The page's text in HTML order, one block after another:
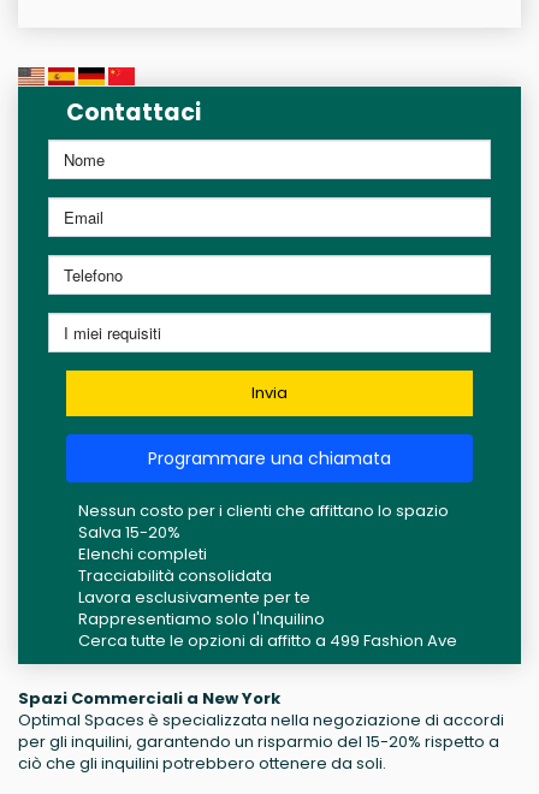
Contattaci
Invia
Programmare una chiamata
Nessun costo per i clienti che affittano lo spazio
Salva 15-20%
Elenchi completi
Tracciabilità consolidata
Lavora esclusivamente per te
Rappresentiamo solo l'Inquilino
Cerca tutte le opzioni di affitto a 499 Fashion Ave
Spazi Commerciali a New York
Optimal Spaces è specializzata nella negoziazione di accordi
per gli inquilini, garantendo un risparmio del 15-20% rispetto a
ciò che gli inquilini potrebbero ottenere da soli.